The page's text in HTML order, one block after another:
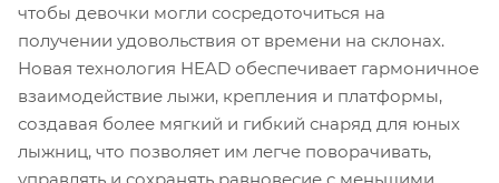
чтобы девочки могли сосредоточиться на
получении удовольствия от времени на склонах.
Новая технология HEAD обеспечивает гармоничное
взаимодействие лыжи, крепления и платформы,
создавая более мягкий и гибкий снаряд для юных
лыжниц, что позволяет им легче поворачивать,